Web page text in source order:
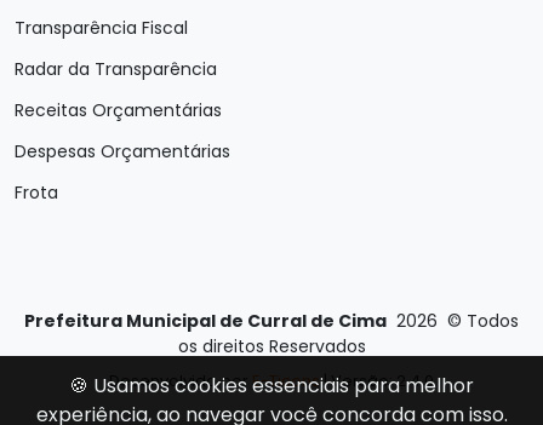
Transparência Fiscal
Radar da Transparência
Receitas Orçamentárias
Despesas Orçamentárias
Frota
Prefeitura Municipal de Curral de Cima 2026 © Todos
os direitos Reservados
Desenvolvido por E-Ticons| Versão: 2.4.0
🍪 Usamos cookies essenciais para melhor
experiência, ao navegar você concorda com isso.